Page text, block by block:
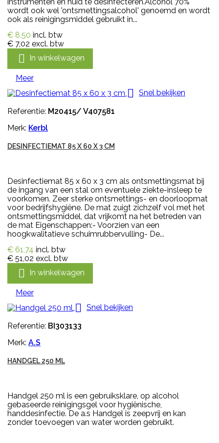
wordt ook wel 'ontsmettingsalcohol' genoemd en wordt
ook als reinigingsmiddel gebruikt in...
€ 8,50 incl. btw
€ 7,02 excl. btw
 In winkelwagen
Meer
 Snel bekijken
Referentie: M20415/ V407581
Merk: Kerbl
DESINFECTIEMAT 85 X 60 X 3 CM
Desinfectiemat 85 x 60 x 3 cm als ontsmettingsmat bij
de ingang van een stal om eventuele ziekte-insleep te
voorkomen. Zeer sterke ontsmettings- en doorloopmat
voor bedrijfshygiëne. De mat zuigt zichzelf vol met het
ontsmettingsmiddel, dat vrijkomt na het betreden van
de mat Eigenschappen:- Voorzien van een
hoogkwalitatieve schuimrubbervulling- De...
€ 61,74 incl. btw
€ 51,02 excl. btw
 In winkelwagen
Meer
 Snel bekijken
Referentie: BI303133
Merk: A.S
HANDGEL 250 ML
Handgel 250 ml is een gebruiksklare, op alcohol
gebaseerde reinigingsgel voor hygiënische,
handdesinfectie. De a.s Handgel is zeepvrij en kan
zonder toevoegen van water worden gebruikt.